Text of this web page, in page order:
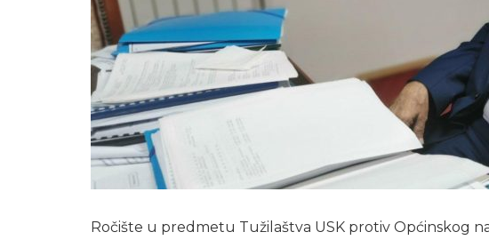
Ročište u predmetu Tužilaštva USK protiv Općinskog